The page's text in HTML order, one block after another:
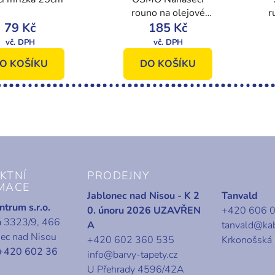
79 Kč
KOŠÍKU
rouno na olejové
barvy 95x155mm
185 Kč
DO KOŠÍKU
s.r.o.
3323/9, 466
nad Nisou
602 36
PRODEJNY
Jablonec nad Nisou - K 2
0. únoru 2026 UZAVŘEN
A
+420 602 360 535
info@barvy-tapety.cz
U Přehrady 4596/42A
Tanvald
+420 606